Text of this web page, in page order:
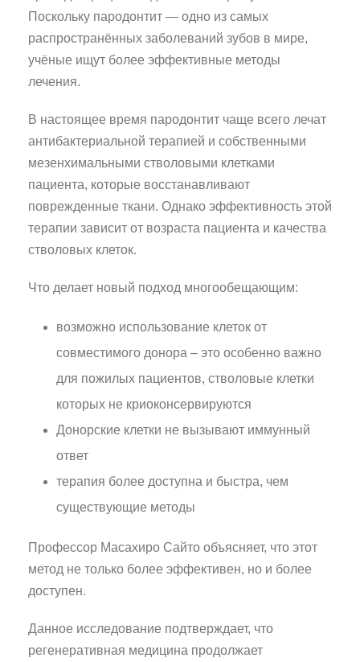
Поскольку пародонтит — одно из самых
распространённых заболеваний зубов в мире,
учёные ищут более эффективные методы
лечения.
В настоящее время пародонтит чаще всего лечат
антибактериальной терапией и собственными
мезенхимальными стволовыми клетками
пациента, которые восстанавливают
поврежденные ткани. Однако эффективность этой
терапии зависит от возраста пациента и качества
стволовых клеток.
Что делает новый подход многообещающим:
возможно использование клеток от
совместимого донора – это особенно важно
для пожилых пациентов, стволовые клетки
которых не криоконсервируются
Донорские клетки не вызывают иммунный
ответ
терапия более доступна и быстра, чем
существующие методы
Профессор Масахиро Сайто объясняет, что этот
метод не только более эффективен, но и более
доступен.
Данное исследование подтверждает, что
регенеративная медицина продолжает